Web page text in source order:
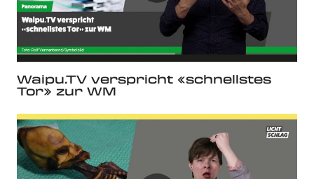
Waipu.TV verspricht «schnellstes
Tor» zur WM